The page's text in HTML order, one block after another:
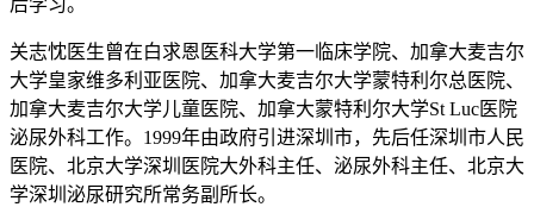
后学习。
关志忱医生曾在白求恩医科大学第一临床学院、加拿大麦吉尔
大学皇家维多利亚医院、加拿大麦吉尔大学蒙特利尔总医院、
加拿大麦吉尔大学儿童医院、加拿大蒙特利尔大学St Luc医院
泌尿外科工作。1999年由政府引进深圳市，先后任深圳市人民
医院、北京大学深圳医院大外科主任、泌尿外科主任、北京大
学深圳泌尿研究所常务副所长。